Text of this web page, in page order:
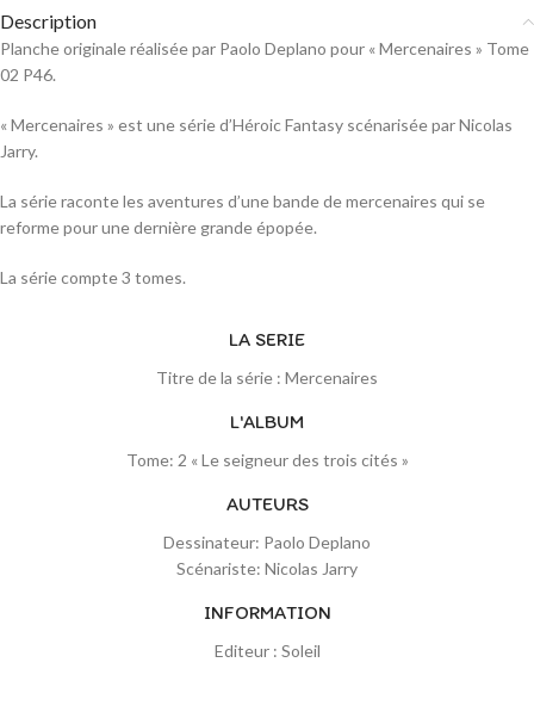
Description
Planche originale réalisée par Paolo Deplano pour « Mercenaires » Tome
02 P46.
« Mercenaires » est une série d’Héroic Fantasy scénarisée par Nicolas
Jarry.
La série raconte les aventures d’une bande de mercenaires qui se
reforme pour une dernière grande épopée.
La série compte 3 tomes.
LA SERIE
Titre de la série : Mercenaires
L'ALBUM
Tome: 2 « Le seigneur des trois cités »
AUTEURS
Dessinateur: Paolo Deplano
Scénariste: Nicolas Jarry
INFORMATION
Editeur : Soleil